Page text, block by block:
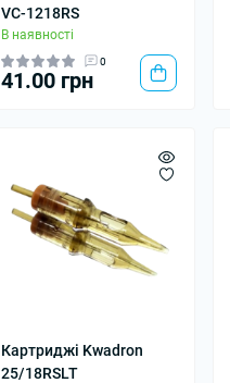
VC-1218RS
В наявності
0
41.00 грн
Картриджі Kwadron
25/18RSLT